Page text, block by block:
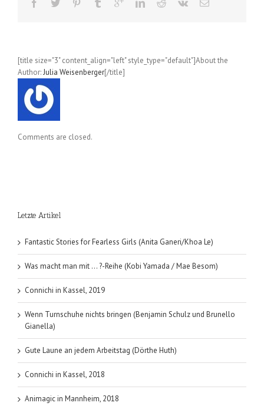
Ayuko);
[title size="3" content_align="left" style_type="default"]About the
Author:Julia Weisenberger[/title]
Comments are closed.
Letzte Artikel
Fantastic Stories for Fearless Girls (Anita Ganeri/Khoa Le)
Was macht man mit … ?-Reihe (Kobi Yamada / Mae Besom)
Connichi in Kassel, 2019
Wenn Turnschuhe nichts bringen (Benjamin Schulz und Brunello
Gianella)
Gute Laune an jedem Arbeitstag (Dörthe Huth)
Connichi in Kassel, 2018
Animagic in Mannheim, 2018